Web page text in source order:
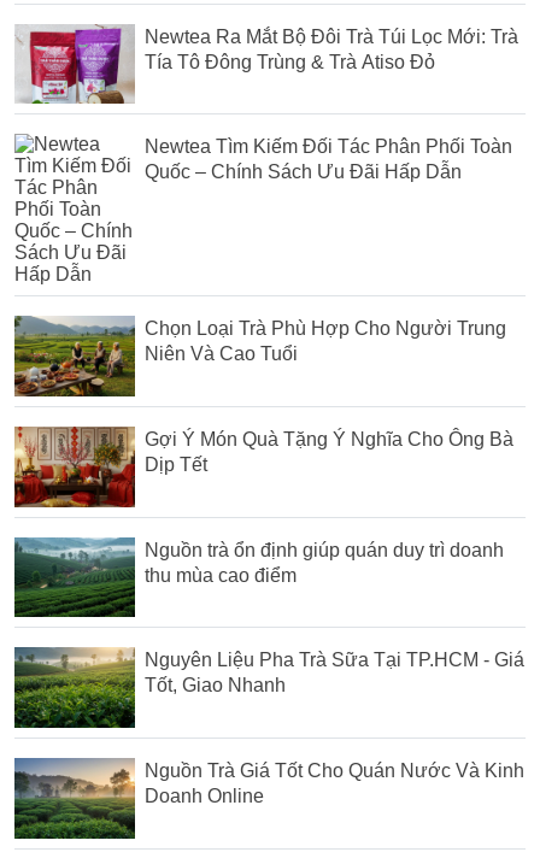
Newtea Ra Mắt Bộ Đôi Trà Túi Lọc Mới: Trà
Tía Tô Đông Trùng & Trà Atiso Đỏ
Newtea Tìm Kiếm Đối Tác Phân Phối Toàn
Quốc – Chính Sách Ưu Đãi Hấp Dẫn
Chọn Loại Trà Phù Hợp Cho Người Trung
Niên Và Cao Tuổi
Gợi Ý Món Quà Tặng Ý Nghĩa Cho Ông Bà
Dịp Tết
Nguồn trà ổn định giúp quán duy trì doanh
thu mùa cao điểm
Nguyên Liệu Pha Trà Sữa Tại TP.HCM - Giá
Tốt, Giao Nhanh
Nguồn Trà Giá Tốt Cho Quán Nước Và Kinh
Doanh Online